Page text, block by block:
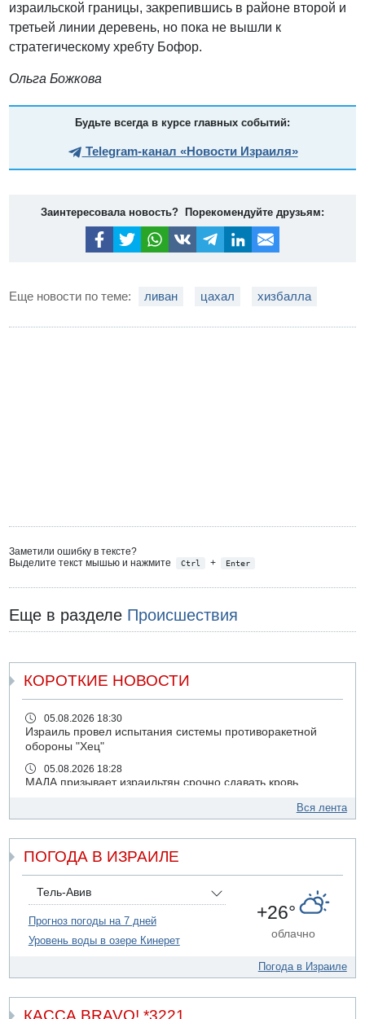
израильской границы, закрепившись в районе второй и
третьей линии деревень, но пока не вышли к
стратегическому хребту Бофор.
Ольга Божкова
Будьте всегда в курсе главных событий:
Telegram-канал «Новости Израиля»
Заинтересовала новость? Порекомендуйте друзьям:
Еще новости по теме: ливан цахал хизбалла
Заметили ошибку в тексте?
Выделите текст мышью и нажмите
Ctrl + Enter
Еще в разделе Происшествия
КОРОТКИЕ НОВОСТИ
05.08.2026 18:30
Израиль провел испытания системы противоракетной
обороны "Хец"
05.08.2026 18:28
МАДА призывает израильтян срочно сдавать кровь
Бывший посол Израиля в ООН Гилад Эрдан объявит в
05.08.2026 13:49
На севере Израиля на берег выбросило тело
05.08.2026 13:32
В России горят новые склады
05.08.2026 10:19
Хуситы сообщают об атаке по Саудовскому танкеру
Левые активисты пытались ворваться в офис
05.08.2026 06:42
Вся лента
ПОГОДА В ИЗРАИЛЕ
Тель-Авив
Прогноз погоды на 7 дней
Уровень воды в озере Кинерет
+26°
облачно
Погода в Израиле
КАССА BRAVO! *3221